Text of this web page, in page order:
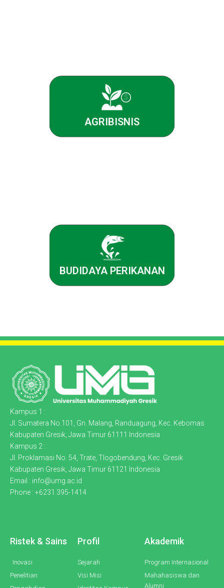
$
AGRIBISNIS
BUDIDAYA PERIKANAN
Kampus 1 :
Jl. Sumatera No.101, Gn. Malang, Randuagung, Kec. Kebomas
Kabupaten Gresik, Jawa Timur 61111 Indonesia
Kampus 2 :
Jl. Proklamasi No. 54, Trate, Tlogobendung, Kec. Gresik
Kabupaten Gresik, Jawa Timur 61121 Indonesia
Email : info@umg.ac.id
Phone : +6231 395-1414
Ristek & Sains
Inovasi
Penelitian
Profil
Sejarah
Visi Misi
Akademik
Program Internasional
Mahahasiswa dan
Alumni